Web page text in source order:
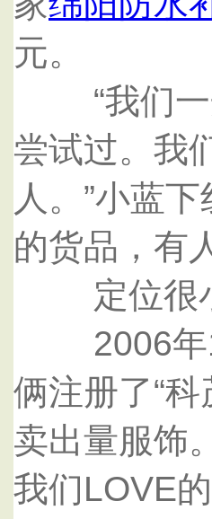
元。
“我们一
尝试过。我
人。”小蓝
的货品，有
定位很
2006年11
俩注册了“
卖出量服饰
我们LOVE